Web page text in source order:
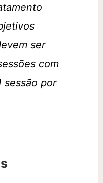
ser
com
sessão por